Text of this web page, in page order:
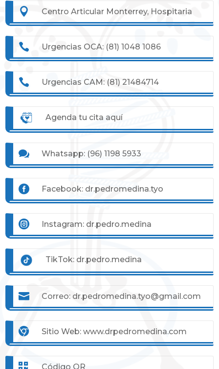
 Centro Articular Monterrey, Hospitaria
 Urgencias OCA: (81) 1048 1086
 Urgencias CAM: (81) 21484714
Agenda tu cita aquí
 Whatsapp: (96) 1198 5933
 Facebook: dr.pedromedina.tyo
 Instagram: dr.pedro.medina
TikTok: dr.pedro.medina
 Correo: dr.pedromedina.tyo@gmail.com
 Sitio Web: www.drpedromedina.com
 Código QR